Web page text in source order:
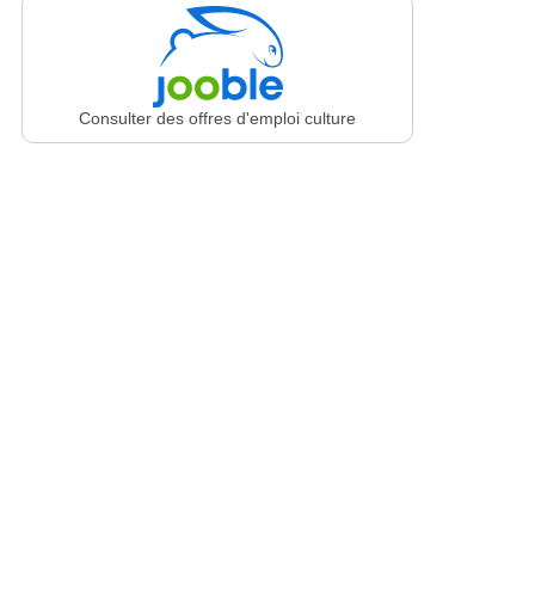
Consulter des offres d'emploi culture